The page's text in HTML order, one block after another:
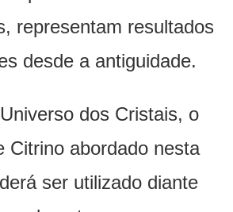
representam resultados
desde a antiguidade.
dos Cristais, o
Citrino abordado nesta
ser utilizado diante